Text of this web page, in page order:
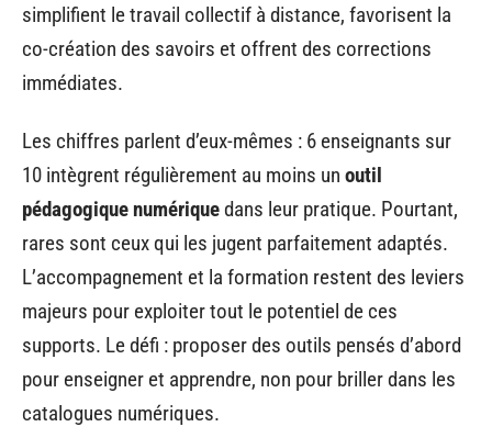
simplifient le travail collectif à distance, favorisent la
co-création des savoirs et offrent des corrections
immédiates.
Les chiffres parlent d’eux-mêmes : 6 enseignants sur
10 intègrent régulièrement au moins un outil
pédagogique numériquedans leur pratique. Pourtant,
rares sont ceux qui les jugent parfaitement adaptés.
L’accompagnement et la formation restent des leviers
majeurs pour exploiter tout le potentiel de ces
supports. Le défi : proposer des outils pensés d’abord
pour enseigner et apprendre, non pour briller dans les
catalogues numériques.